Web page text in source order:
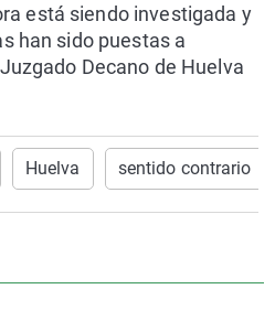
está siendo investigada y
han sido puestas a
Decano de Huelva
Huelva sentido contrario